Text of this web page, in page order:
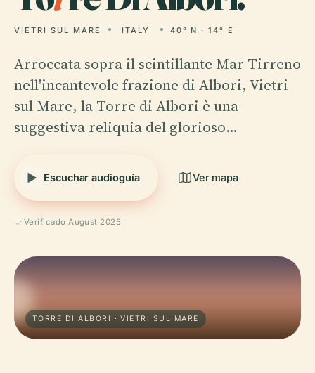
VIETRI SUL MARE ITALY 40° N · 14° E
Arroccata sopra il scintillante Mar Tirreno
nell'incantevole frazione di Albori, Vietri
sul Mare, la Torre di Albori è una
suggestiva reliquia del glorioso…
Escuchar audioguía Ver mapa
Verificado August 2025
TORRE DI ALBORI · VIETRI SUL MARE